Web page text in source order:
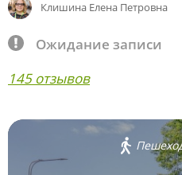
Клишина Елена Петровна
Ожидание записи
145 отзывов